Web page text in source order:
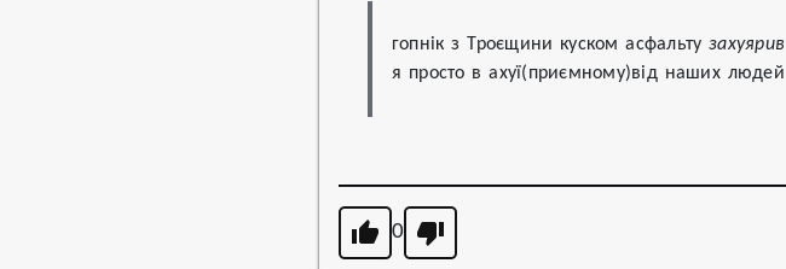
гопнік з Троєщини куском асфальту захуярив
я просто в ахуї(приємному)від наших людей
0